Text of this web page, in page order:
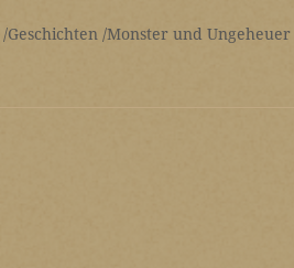
Geschichten Monster und Ungeheuer